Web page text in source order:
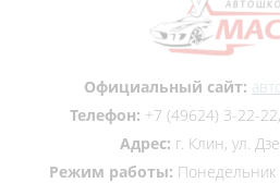
Официальный сайт:
Телефон: +7 (49624) 3-22-
Адрес: г. Клин, ул.
Режим работы: Понедельник